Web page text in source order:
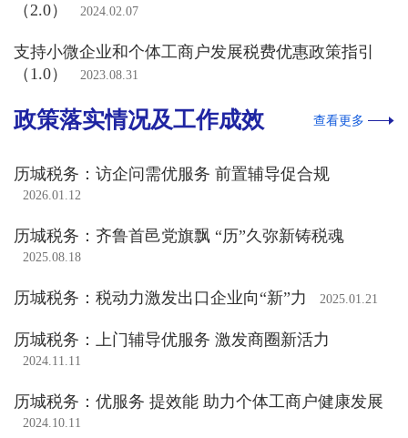
（2.0）
2024.02.07
支持小微企业和个体工商户发展税费优惠政策指引
（1.0）
2023.08.31
政策落实情况及工作成效 查看更多
历城税务：访企问需优服务 前置辅导促合规
2026.01.12
历城税务：齐鲁首邑党旗飘 “历”久弥新铸税魂
2025.08.18
历城税务：税动力激发出口企业向“新”力 2025.01.21
历城税务：上门辅导优服务 激发商圈新活力
2024.11.11
历城税务：优服务 提效能 助力个体工商户健康发展
2024.10.11